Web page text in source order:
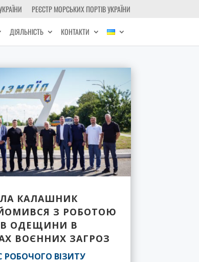
РЕЄСТР МОРСЬКИХ ПОРТІВ УКРАЇНИ
ДІЯЛЬНІСТЬ КОНТАКТИ
КАЛАШНИК
З РОБОТОЮ
ОДЕЩИНИ В
ВОЄННИХ ЗАГРОЗ
РОБОЧОГО ВІЗИТУ